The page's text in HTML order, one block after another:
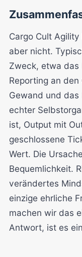
Cargo Cult
aber nicht.
Zweck, etwa das
Reporting an
Gewand und
echter
ist, Output mit
geschlossene
Wert. Die
Bequemlichkeit.
verändertes
einzige ehrliche
machen wir das
Antwort, ist es